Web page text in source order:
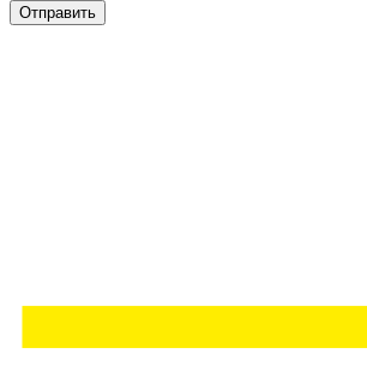
Отправить